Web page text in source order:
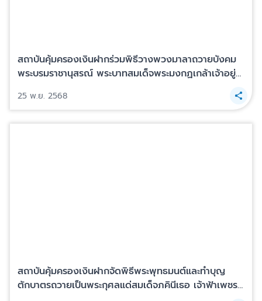
สถาบันคุ้มครองเงินฝากร่วมพิธีวางพวงมาลาถวายบังคม
พระบรมราชานุสรณ์ พระบาทสมเด็จพระมงกฏเกล้าเจ้าอยู่
หัว รัชกาลที่ 6 เนื่องในวันคล้ายวันสวรรคตครบ 100 ปี 25
พฤศจิกายน 2568
25 พ.ย. 2568
สถาบันคุ้มครองเงินฝากจัดพิธีพระพุทธมนต์และทำบุญ
ตักบาตรถวายเป็นพระกุศลแด่สมเด็จภคินีเธอ เจ้าฟ้าเพชร